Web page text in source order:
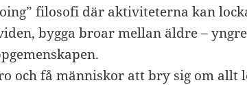
filosofi där aktiviteterna kan
bygga broar mellan äldre –
och få människor att bry sig om allt